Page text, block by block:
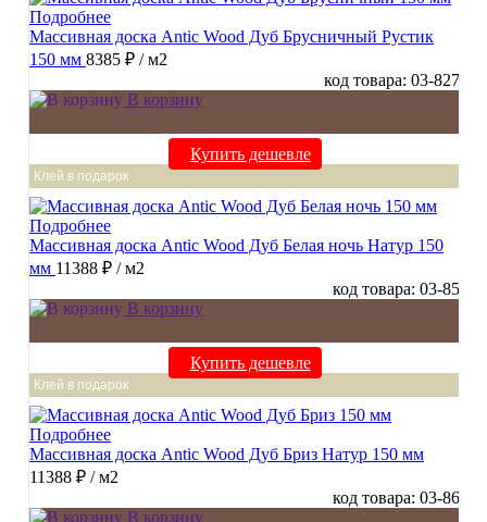
Подробнее
Массивная доска Antic Wood Дуб Брусничный Рустик
150 мм 8385 ₽ / м2
код товара: 03-827
В корзину
Купить дешевле
Клей в подарок
Подробнее
Массивная доска Antic Wood Дуб Белая ночь Натур 150
мм 11388 ₽ / м2
код товара: 03-85
В корзину
Купить дешевле
Клей в подарок
Подробнее
Массивная доска Antic Wood Дуб Бриз Натур 150 мм
11388 ₽ / м2
код товара: 03-86
В корзину